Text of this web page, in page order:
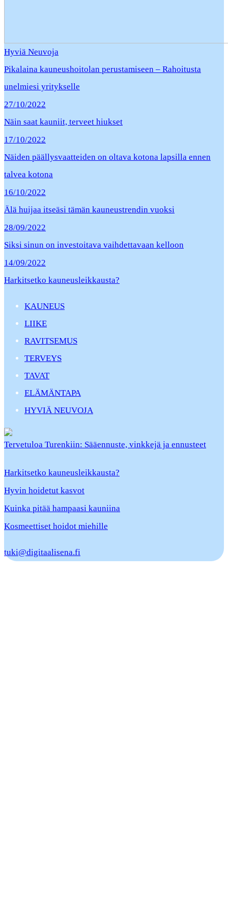
Hyviä Neuvoja
Pikalaina kauneushoitolan perustamiseen – Rahoitusta
unelmiesi yritykselle
27/10/2022
Näin saat kauniit, terveet hiukset
17/10/2022
Näiden päällysvaatteiden on oltava kotona lapsilla ennen
talvea kotona
16/10/2022
Älä huijaa itseäsi tämän kauneustrendin vuoksi
28/09/2022
Siksi sinun on investoitava vaihdettavaan kelloon
14/09/2022
Harkitsetko kauneusleikkausta?
KAUNEUS
LIIKE
RAVITSEMUS
TERVEYS
TAVAT
ELÄMÄNTAPA
HYVIÄ NEUVOJA
Tervetuloa Turenkiin: Sääennuste, vinkkejä ja ennusteet
Harkitsetko kauneusleikkausta?
Hyvin hoidetut kasvot
Kuinka pitää hampaasi kauniina
Kosmeettiset hoidot miehille
tuki@digitaalisena.fi